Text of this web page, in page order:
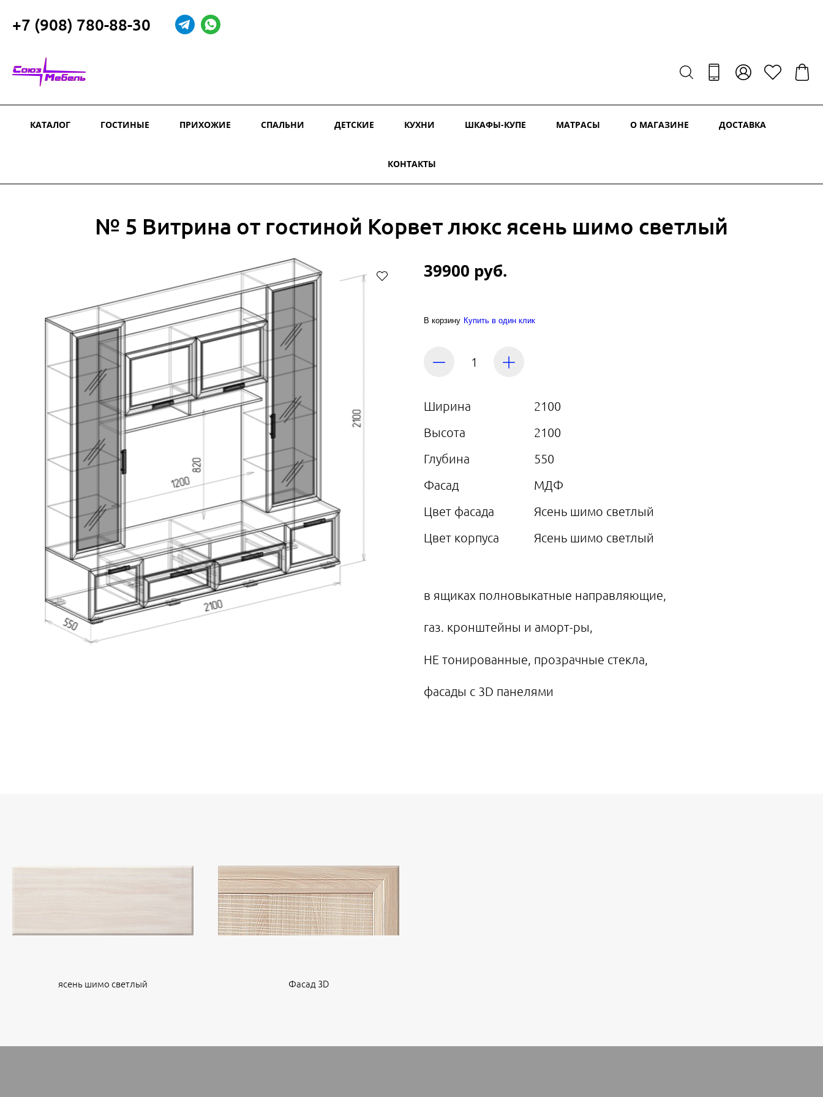
+7 (908) 780-88-30
КАТАЛОГ ГОСТИНЫЕ ПРИХОЖИЕ СПАЛЬНИ ДЕТСКИЕ КУХНИ ШКАФЫ-КУПЕ МАТРАСЫ О МАГАЗИНЕ ДОСТАВКА
КОНТАКТЫ
№ 5 Витрина от гостиной Корвет люкс ясень шимо светлый
39900 руб.
В корзину Купить в один клик
Ширина
2100
Высота
2100
Глубина
550
Фасад
МДФ
Цвет фасада
Ясень шимо светлый
Цвет корпуса
Ясень шимо светлый
в ящиках полновыкатные направляющие,
газ. кронштейны и аморт-ры,
НЕ тонированные, прозрачные стекла,
фасады с 3D панелями
ясень шимо светлый Фасад 3D